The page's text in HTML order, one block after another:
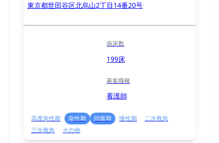
東京都世田谷区北烏山2丁目14番20号
病床数
199床
募集職種
看護師
高度急性期 急性期 回復期 慢性期
二次救急
三次救急
その他